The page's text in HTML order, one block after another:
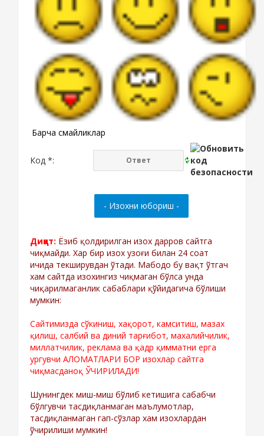
Барча смайликлар
Код *:
Диққат: Ёзиб қолдирилган изох дарров сайтга
чиқмайди. Хар бир изох узоғи билан 24 соат
ичида текширувдан ўтади. Мабодо бу вақт ўтгач
хам сайтда изохингиз чиқмаган бўлса унда
чиқарилмаганлик сабаблари қўйидагича бўлиши
мумкин:
Сайтимизда сўкиниш, хақорот, камситиш, мазах
қилиш, салбий ва диний тарғибот, махалийчилик,
миллатчилик, реклама ва қадр қимматни ерга
ургувчи АЛОМАТЛАРИ БОР изохлар сайтга
чиқмасданоқ ЎЧИРИЛАДИ!
Шунингдек миш-миш бўлиб кетишига сабабчи
бўлгувчи тасдиқланмаган маълумотлар,
тасдиқланмаган гап-сўзлар хам изохлардан
ўчирилиши мумкин!